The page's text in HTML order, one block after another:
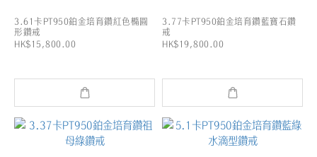
3.61卡PT950鉑金培育鑽紅色橢圓
形鑽戒
HK$15,800.00
3.77卡PT950鉑金培育鑽藍寶石鑽
戒
HK$19,800.00